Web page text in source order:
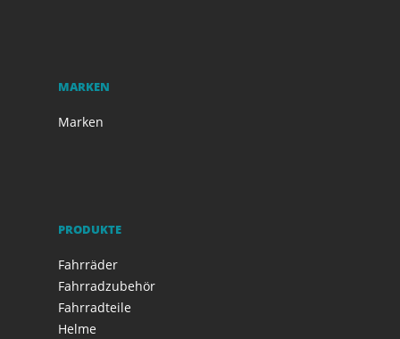
MARKEN
Marken
PRODUKTE
Fahrräder
Fahrradzubehör
Fahrradteile
Helme